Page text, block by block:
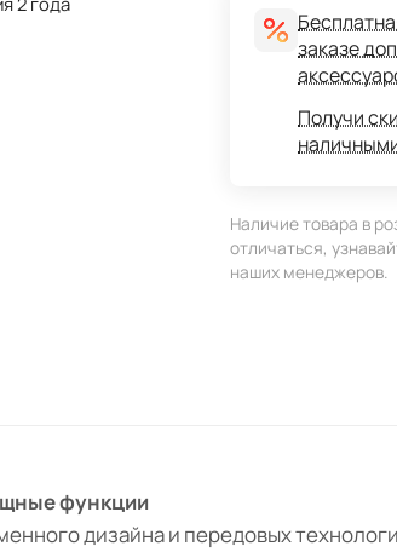
заказе
Получи
Наличие товара в
отличаться,
наших менеджеров.
функции
дизайна и передовых